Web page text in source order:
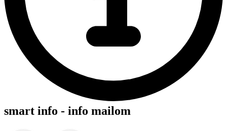
smart info - info mailom